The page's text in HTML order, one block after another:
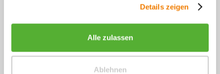
Details zeigen
Alle zulassen
Ablehnen
+49 (0)4244 965 34 04
Mo - Do, 09:00 - 16:00 Uhr
und Fr, 09:00 - 13:00 Uhr